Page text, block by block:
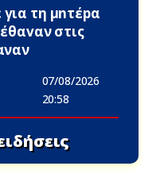
τη μnτέpα
στις
07/08/2026
20:58